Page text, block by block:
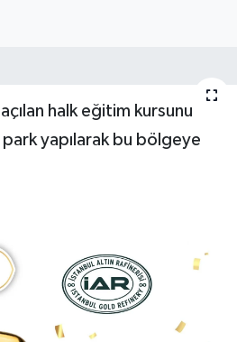
halk eğitim kursunu
yapılarak bu bölgeye